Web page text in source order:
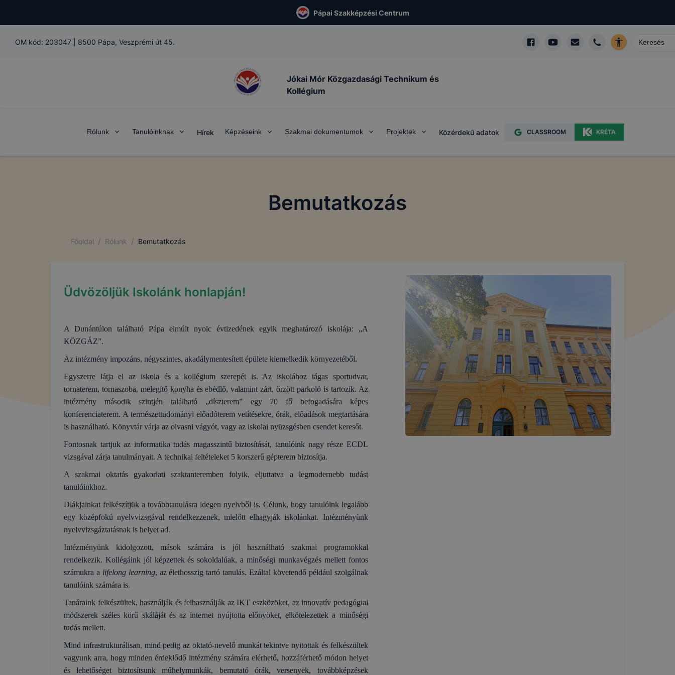
Pápai Szakképzési Centrum
OM kód: 203047 8500 Pápa, Veszprémi út 45.
Jókai Mór Közgazdasági Technikum és
Kollégium
Rólunk Tanulóinknak Hírek Képzéseink Szakmai dokumentumok Projektek Közérdekű adatok CLASSROOM KRÉTA
Bemutatkozás
Főoldal / Rólunk / Bemutatkozás
Üdvözöljük Iskolánk honlapján!
A Dunántúlon található Pápa elmúlt nyolc évtizedének egyik meghatározó iskolája: „A
KÖZGÁZ”.
Az intézmény impozáns, négyszintes, akadálymentesített épülete kiemelkedik környezetéből.
Egyszerre látja el az iskola és a kollégium szerepét is. Az iskolához tágas sportudvar,
tornaterem, tornaszoba, melegítő konyha és ebédlő, valamint zárt, őrzött parkoló is tartozik. Az
intézmény második szintjén található „díszterem” egy 70 fő befogadására képes
konferenciaterem. A természettudományi előadóterem vetítésekre, órák, előadások megtartására
is használható. Könyvtár várja az olvasni vágyót, vagy az iskolai nyüzsgésben csendet keresőt.
Fontosnak tartjuk az informatika tudás magasszintű biztosítását, tanulóink nagy része ECDL
vizsgával zárja tanulmányait. A technikai feltételeket 5 korszerű gépterem biztosítja.
A szakmai oktatás gyakorlati szaktanteremben folyik, eljuttatva a legmodernebb tudást
tanulóinkhoz.
Diákjainkat felkészítjük a továbbtanulásra idegen nyelvből is. Célunk, hogy tanulóink legalább
egy középfokú nyelvvizsgával rendelkezzenek, mielőtt elhagyják iskolánkat. Intézményünk
nyelvvizsgáztatásnak is helyet ad.
Intézményünk kidolgozott, mások számára is jól használható szakmai programokkal
rendelkezik. Kollégáink jól képzettek és sokoldalúak, a minőségi munkavégzés mellett fontos
számukra a lifelong learning, az élethosszig tartó tanulás. Ezáltal követendő például szolgálnak
tanulóink számára is.
Tanáraink felkészültek, használják és felhasználják az IKT eszközöket, az innovatív pedagógiai
módszerek széles körű skáláját és az internet nyújtotta előnyöket, elkötelezettek a minőségi
tudás mellett.
Mind infrastrukturálisan, mind pedig az oktató-nevelő munkát tekintve nyitottak és felkészültek
vagyunk arra, hogy minden érdeklődő intézmény számára elérhető, hozzáférhető módon helyet
és lehetőséget biztosítsunk műhelymunkák, bemutató órák, versenyek, továbbképzések